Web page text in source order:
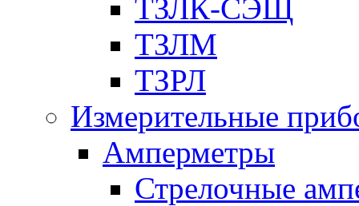
ТЗЛК-СЭЩ
ТЗЛМ
ТЗРЛ
Измерительные
Амперметры
Стрелочные